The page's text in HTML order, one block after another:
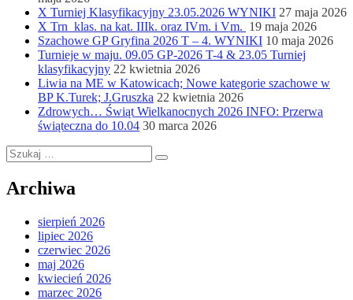
X Turniej Klasyfikacyjny 23.05.2026 WYNIKI 27 maja 2026
X Trn klas. na kat. IIIk. oraz IVm. i Vm. 19 maja 2026
Szachowe GP Gryfina 2026 T – 4. WYNIKI 10 maja 2026
Turnieje w maju. 09.05 GP-2026 T-4 & 23.05 Turniej
klasyfikacyjny 22 kwietnia 2026
Liwia na ME w Katowicach; Nowe kategorie szachowe w
BP K.Turek; J.Gruszka 22 kwietnia 2026
Zdrowych… Świąt Wielkanocnych 2026 INFO: Przerwa
świąteczna do 10.04 30 marca 2026
Szukaj:
Szukaj
Archiwa
sierpień 2026
lipiec 2026
czerwiec 2026
maj 2026
kwiecień 2026
marzec 2026